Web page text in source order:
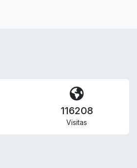
116208
Visitas